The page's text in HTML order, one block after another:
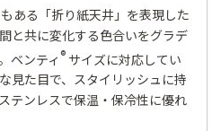
ある「折り紙天井」を表現した
と共に変化する色合いをグラデ
ベンティ ® サイズに対応してい
見た目で、スタイリッシュに持
テンレスで保温・保冷性に優れ